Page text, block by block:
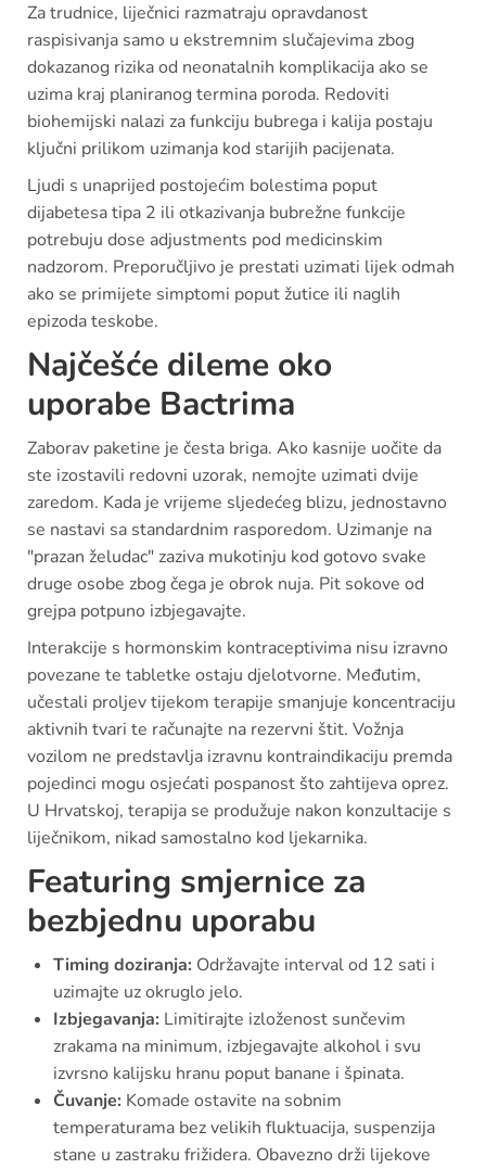
Za trudnice, liječnici razmatraju opravdanost
raspisivanja samo u ekstremnim slučajevima zbog
dokazanog rizika od neonatalnih komplikacija ako se
uzima kraj planiranog termina poroda. Redoviti
biohemijski nalazi za funkciju bubrega i kalija postaju
ključni prilikom uzimanja kod starijih pacijenata.
Ljudi s unaprijed postojećim bolestima poput
dijabetesa tipa 2 ili otkazivanja bubrežne funkcije
potrebuju dose adjustments pod medicinskim
nadzorom. Preporučljivo je prestati uzimati lijek odmah
ako se primijete simptomi poput žutice ili naglih
epizoda teskobe.
Najčešće dileme oko
uporabe Bactrima
Zaborav paketine je česta briga. Ako kasnije uočite da
ste izostavili redovni uzorak, nemojte uzimati dvije
zaredom. Kada je vrijeme sljedećeg blizu, jednostavno
se nastavi sa standardnim rasporedom. Uzimanje na
"prazan želudac" zaziva mukotinju kod gotovo svake
druge osobe zbog čega je obrok nuja. Pit sokove od
grejpa potpuno izbjegavajte.
Interakcije s hormonskim kontraceptivima nisu izravno
povezane te tabletke ostaju djelotvorne. Međutim,
učestali proljev tijekom terapije smanjuje koncentraciju
aktivnih tvari te računajte na rezervni štit. Vožnja
vozilom ne predstavlja izravnu kontraindikaciju premda
pojedinci mogu osjećati pospanost što zahtijeva oprez.
U Hrvatskoj, terapija se produžuje nakon konzultacije s
liječnikom, nikad samostalno kod ljekarnika.
Featuring smjernice za
bezbjednu uporabu
Timing doziranja: Održavajte interval od 12 sati i
uzimajte uz okruglo jelo.
Izbjegavanja: Limitirajte izloženost sunčevim
zrakama na minimum, izbjegavajte alkohol i svu
izvrsno kalijsku hranu poput banane i špinata.
Čuvanje: Komade ostavite na sobnim
temperaturama bez velikih fluktuacija, suspenzija
stane u zastraku frižidera. Obavezno drži lijekove